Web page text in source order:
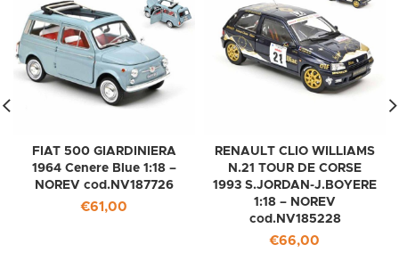
FIAT 500 GIARDINIERA
1964 Cenere Blue 1:18 –
NOREV cod.NV187726
€61,00
RENAULT CLIO WILLIAMS
N.21 TOUR DE CORSE
1993 S.JORDAN-J.BOYERE
1:18 – NOREV
cod.NV185228
€66,00